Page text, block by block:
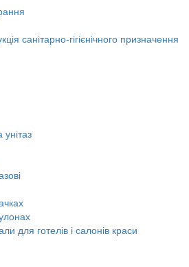
санітарно-гігієнічного призначення
унітаз
для готелів і салонів краси